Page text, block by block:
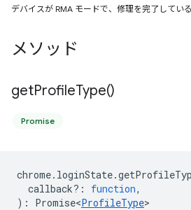
デバイスが RMA モードで、修理を完了してい
メソッド
getProfileType()
Promise
chrome. loginState.
callback? : function,
) : Promise<ProfileType>